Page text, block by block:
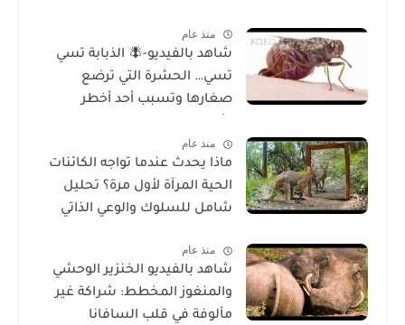
منذ عام
شاهد بالفيديو-🪰 الذبابة تسي
تسي… الحشرة التي ترضع
صغارها وتسبب أحد أخطر
منذ عام
ماذا يحدث عندما تواجه الكائنات
الحية المرآة لأول مرة؟ تحليل
شامل للسلوك والوعي الذاتي
منذ عام
شاهد بالفيديو الخنزير الوحشي
والمنغوز المخطط: شراكة غير
مألوفة في قلب السافانا